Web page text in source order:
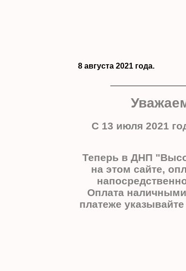
8 августа 2021 года.
С 13 июля 2021
Теперь в ДНП
на этом сайте,
Оплата
платеже